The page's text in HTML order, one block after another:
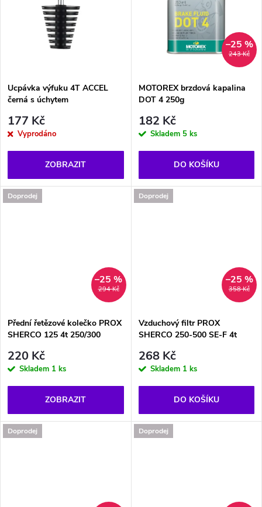
ů
ů
Ucpávka výfuku 4T ACCEL
černá s úchytem
177 Kč
Vyprodáno
ZOBRAZIT
243 Kč
–25 %
MOTOREX brzdová kapalina
DOT 4 250g
182 Kč
Skladem 5 ks
DO KOŠÍKU
Doprodej
294 Kč
–25 %
Přední řetězové kolečko PROX
SHERCO 125 4t 250/300
220 Kč
Skladem 1 ks
ZOBRAZIT
Doprodej
358 Kč
–25 %
Vzduchový filtr PROX
SHERCO 250-500 SE-F 4t
268 Kč
Skladem 1 ks
DO KOŠÍKU
Doprodej Doprodej